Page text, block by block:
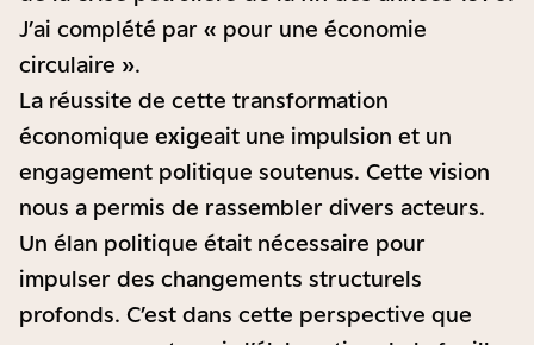
J’ai complété par « pour une économie
circulaire ».
La réussite de cette transformation
économique exigeait une impulsion et un
engagement politique soutenus. Cette vision
nous a permis de rassembler divers acteurs.
Un élan politique était nécessaire pour
impulser des changements structurels
profonds. C’est dans cette perspective que